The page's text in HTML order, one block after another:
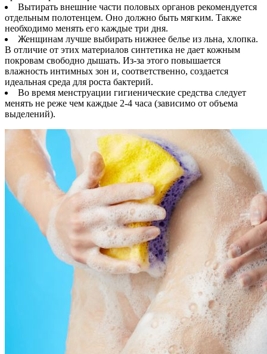
Вытирать внешние части половых органов рекомендуется
отдельным полотенцем. Оно должно быть мягким. Также
необходимо менять его каждые три дня.
Женщинам лучше выбирать нижнее белье из льна, хлопка.
В отличие от этих материалов синтетика не дает кожным
покровам свободно дышать. Из-за этого повышается
влажность интимных зон и, соответственно, создается
идеальная среда для роста бактерий.
Во время менструации гигиенические средства следует
менять не реже чем каждые 2-4 часа (зависимо от объема
выделений).